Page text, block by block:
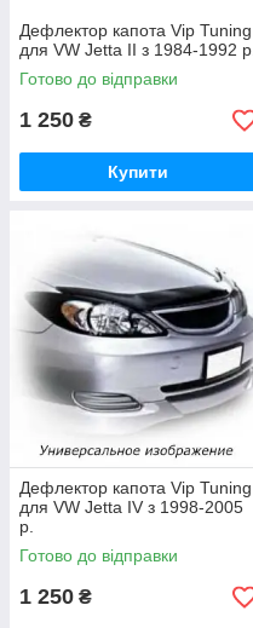
Дефлектор капота Vip Tuning
для VW Jetta II з 1984-1992 р.
Готово до відправки
1 250 ₴
Купити
Дефлектор капота Vip Tuning
для VW Jetta IV з 1998-2005
р.
Готово до відправки
1 250 ₴